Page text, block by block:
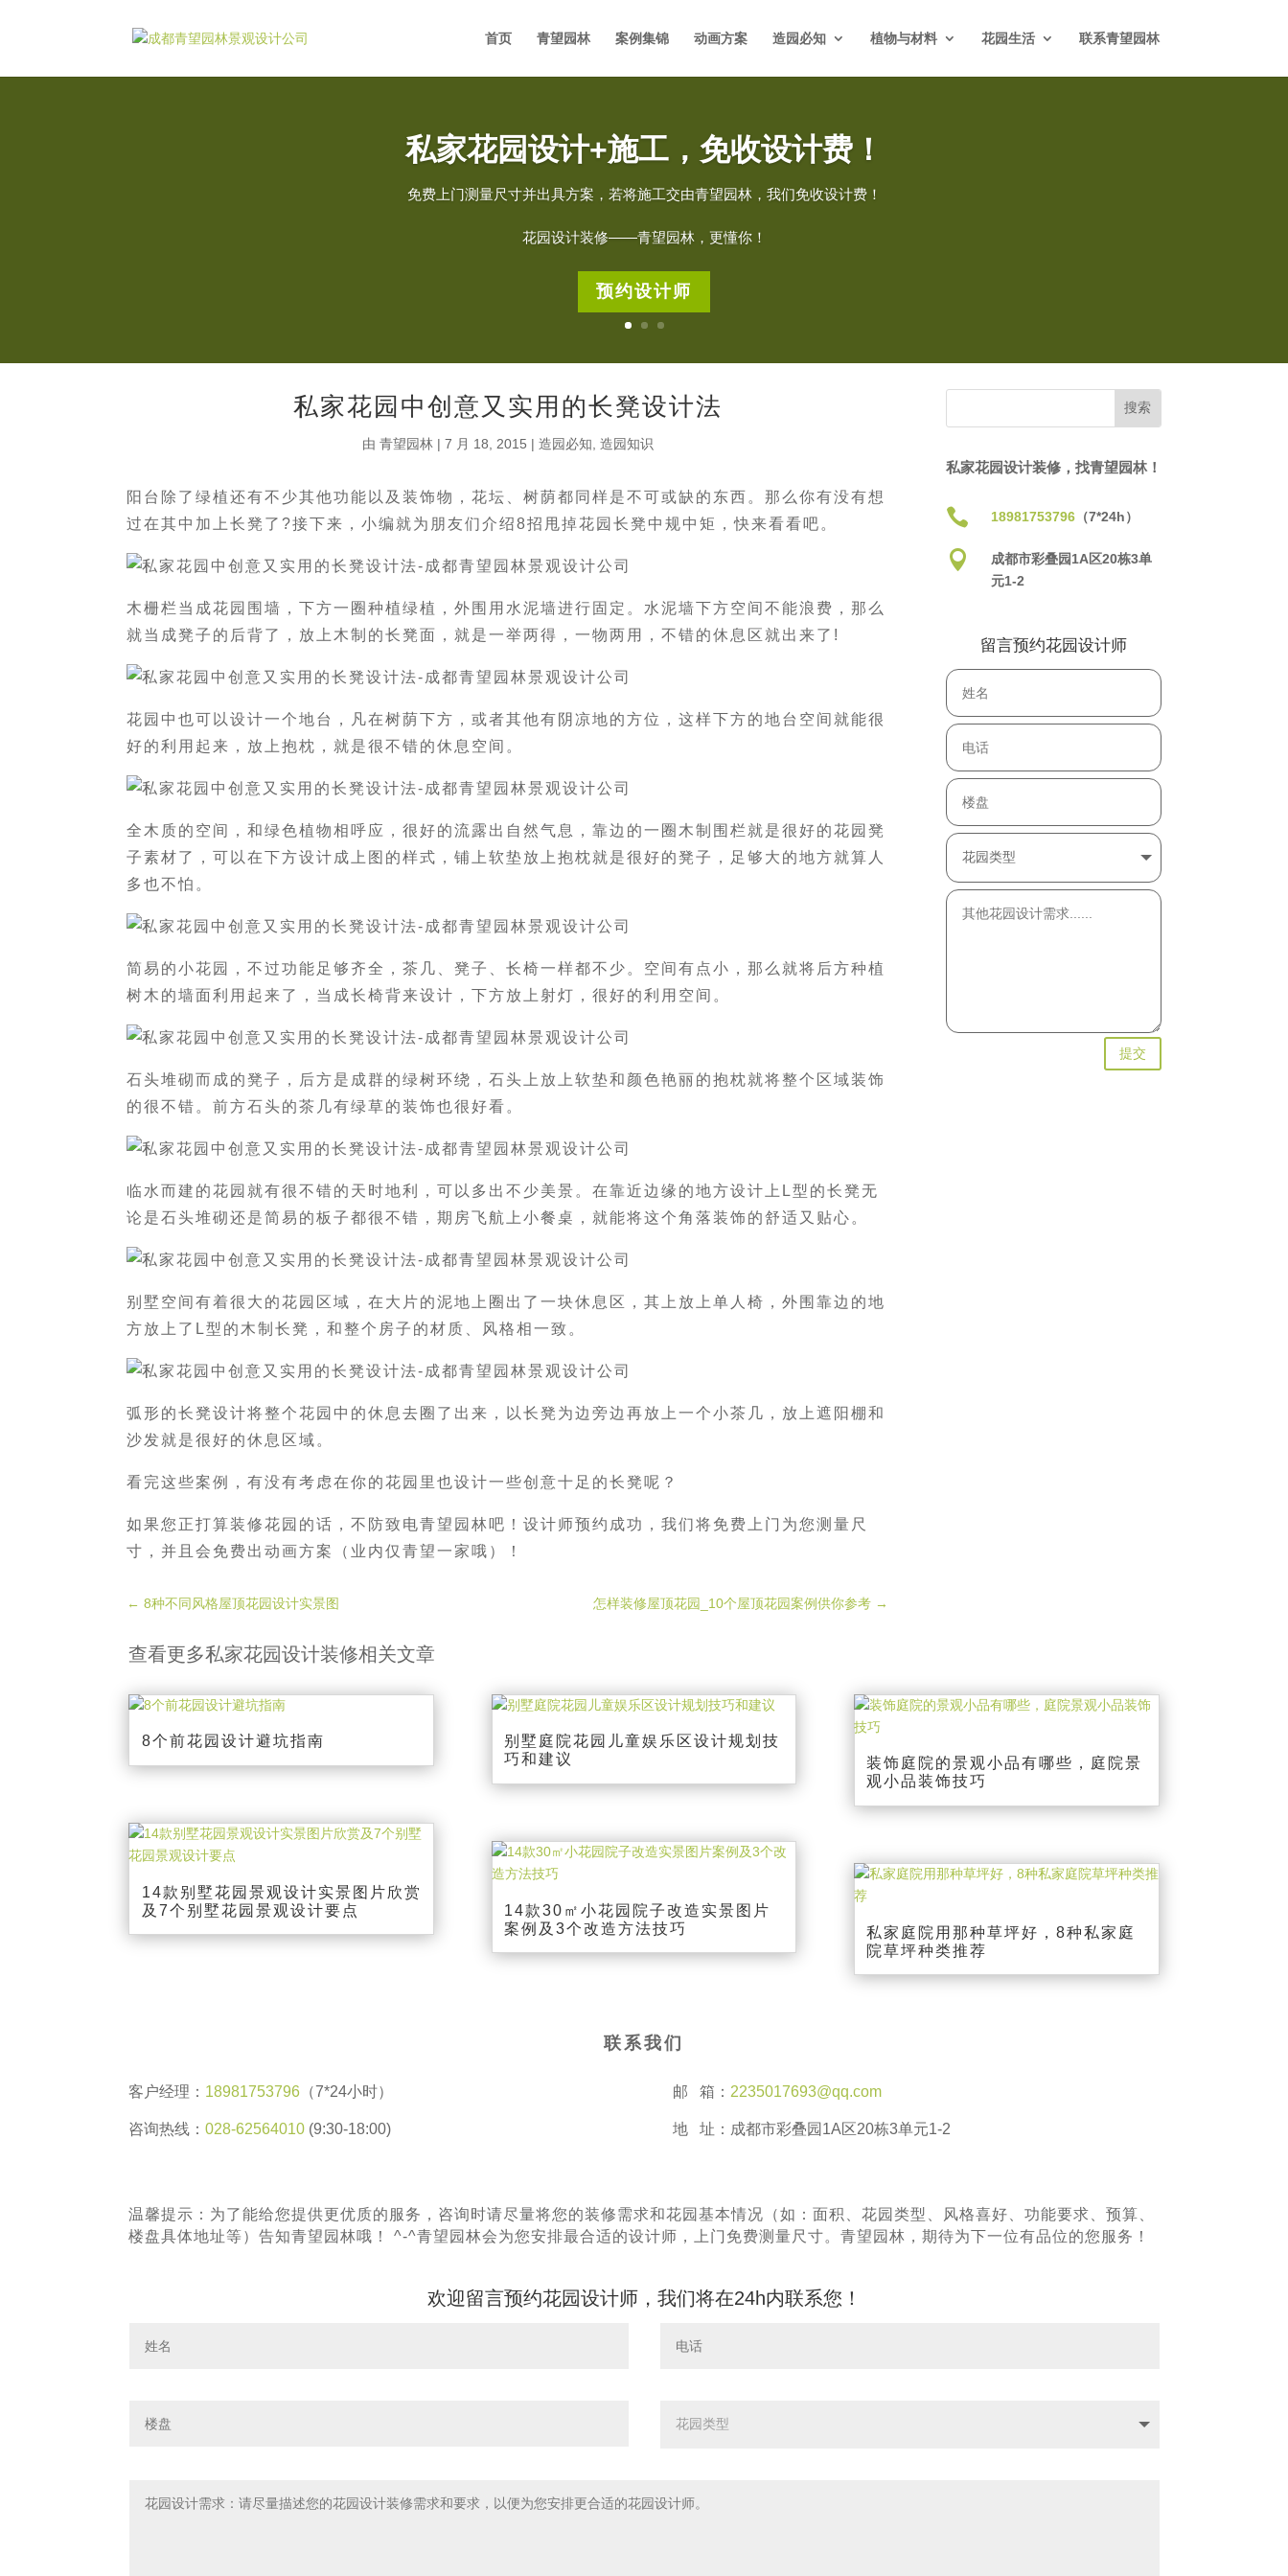
首页 青望园林 案例集锦 动画方案 造园必知 植物与材料 花园生活 联系青望园林
私家花园设计+施工，免收设计费！
免费上门测量尺寸并出具方案，若将施工交由青望园林，我们免收设计费！
花园设计装修——青望园林，更懂你！
预约设计师
私家花园中创意又实用的长凳设计法
由 青望园林| 7 月 18, 2015 | 造园必知 造园知识
阳台除了绿植还有不少其他功能以及装饰物，花坛、树荫都同样是不可或缺的东西。那么你有没有想
过在其中加上长凳了?接下来，小编就为朋友们介绍8招甩掉花园长凳中规中矩，快来看看吧。
木栅栏当成花园围墙，下方一圈种植绿植，外围用水泥墙进行固定。水泥墙下方空间不能浪费，那么
就当成凳子的后背了，放上木制的长凳面，就是一举两得，一物两用，不错的休息区就出来了!
花园中也可以设计一个地台，凡在树荫下方，或者其他有阴凉地的方位，这样下方的地台空间就能很
好的利用起来，放上抱枕，就是很不错的休息空间。
全木质的空间，和绿色植物相呼应，很好的流露出自然气息，靠边的一圈木制围栏就是很好的花园凳
子素材了，可以在下方设计成上图的样式，铺上软垫放上抱枕就是很好的凳子，足够大的地方就算人
多也不怕。
简易的小花园，不过功能足够齐全，茶几、凳子、长椅一样都不少。空间有点小，那么就将后方种植
树木的墙面利用起来了，当成长椅背来设计，下方放上射灯，很好的利用空间。
石头堆砌而成的凳子，后方是成群的绿树环绕，石头上放上软垫和颜色艳丽的抱枕就将整个区域装饰
的很不错。前方石头的茶几有绿草的装饰也很好看。
临水而建的花园就有很不错的天时地利，可以多出不少美景。在靠近边缘的地方设计上L型的长凳无
论是石头堆砌还是简易的板子都很不错，期房飞航上小餐桌，就能将这个角落装饰的舒适又贴心。
别墅空间有着很大的花园区域，在大片的泥地上圈出了一块休息区，其上放上单人椅，外围靠边的地
方放上了L型的木制长凳，和整个房子的材质、风格相一致。
弧形的长凳设计将整个花园中的休息去圈了出来，以长凳为边旁边再放上一个小茶几，放上遮阳棚和
沙发就是很好的休息区域。
看完这些案例，有没有考虑在你的花园里也设计一些创意十足的长凳呢？
如果您正打算装修花园的话，不防致电青望园林吧！设计师预约成功，我们将免费上门为您测量尺
寸，并且会免费出动画方案（业内仅青望一家哦）！
← 8种不同风格屋顶花园设计实景图 怎样装修屋顶花园_10个屋顶花园案例供你参考 →
私家花园设计装修，找青望园林！
 18981753796（7*24h）

成都市彩叠园1A区20栋3单
元1-2
留言预约花园设计师
提交
查看更多私家花园设计装修相关文章
8个前花园设计避坑指南
14款别墅花园景观设计实景图片欣赏
及7个别墅花园景观设计要点
别墅庭院花园儿童娱乐区设计规划技
巧和建议
14款30㎡小花园院子改造实景图片
案例及3个改造方法技巧
装饰庭院的景观小品有哪些，庭院景
观小品装饰技巧
私家庭院用那种草坪好，8种私家庭
院草坪种类推荐
联系我们
客户经理： 18981753796 （7*24小时）
咨询热线：028-62564010 (9:30-18:00)
邮 箱： 2235017693@qq.com
地 址：成都市彩叠园1A区20栋3单元1-2
温馨提示：为了能给您提供更优质的服务，咨询时请尽量将您的装修需求和花园基本情况（如：面积、花园类型、风格喜好、功能要求、预算、
楼盘具体地址等）告知青望园林哦！ ^-^青望园林会为您安排最合适的设计师，上门免费测量尺寸。青望园林，期待为下一位有品位的您服务！
欢迎留言预约花园设计师，我们将在24h内联系您！